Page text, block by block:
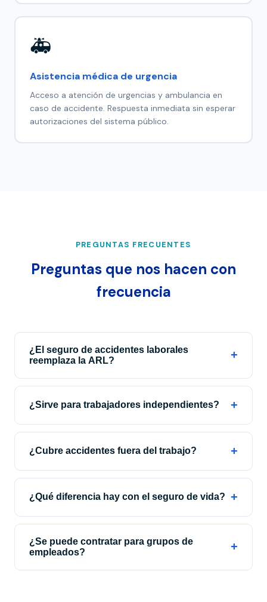
🚑
Asistencia médica de urgencia
Acceso a atención de urgencias y ambulancia en
caso de accidente. Respuesta inmediata sin esperar
autorizaciones del sistema público.
PREGUNTAS FRECUENTES
Preguntas que nos hacen con
frecuencia
¿El seguro de accidentes laborales
reemplaza la ARL?
+
¿Sirve para trabajadores independientes? +
¿Cubre accidentes fuera del trabajo? +
¿Qué diferencia hay con el seguro de vida? +
¿Se puede contratar para grupos de
empleados?
+